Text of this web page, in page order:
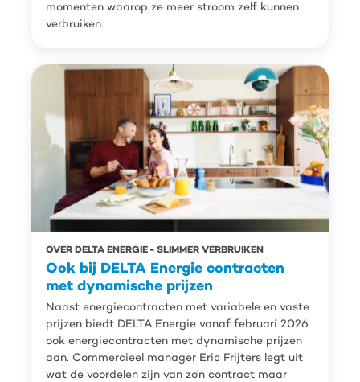
momenten waarop ze meer stroom zelf kunnen
verbruiken.
OVER DELTA ENERGIE SLIMMER VERBRUIKEN
Ook bij DELTA Energie contracten
met dynamische prijzen
Naast energiecontracten met variabele en vaste
prijzen biedt DELTA Energie vanaf februari 2026
ook energiecontracten met dynamische prijzen
aan. Commercieel manager Eric Frijters legt uit
wat de voordelen zijn van zo'n contract maar